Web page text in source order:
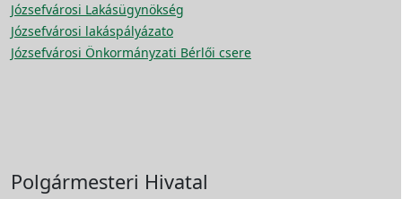
Józsefvárosi Lakásügynökség
Józsefvárosi lakáspályázato
Józsefvárosi Önkormányzati Bérlői csere
Polgármesteri Hivatal